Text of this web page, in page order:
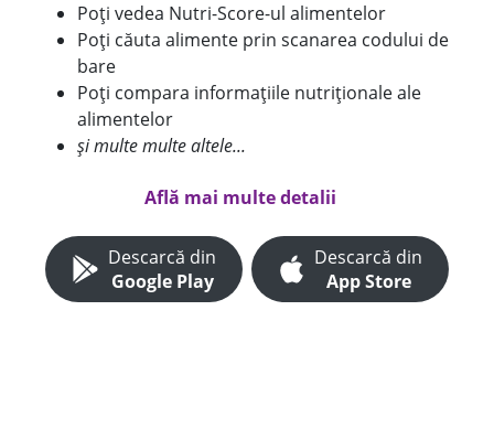
Poți vedea Nutri-Score-ul alimentelor
Poți căuta alimente prin scanarea codului de
bare
Poți compara informațiile nutriționale ale
alimentelor
și multe multe altele...
Află mai multe detalii
Descarcă din
Google Play
Descarcă din
App Store